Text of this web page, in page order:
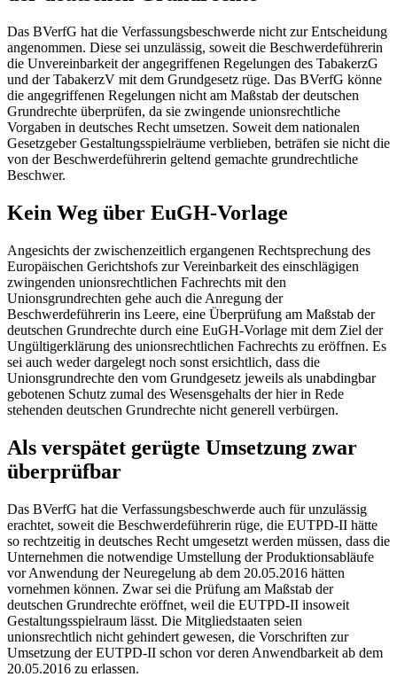
Das BVerfG hat die Verfassungsbeschwerde nicht zur Entscheidung
angenommen. Diese sei unzulässig, soweit die Beschwerdeführerin
die Unvereinbarkeit der angegriffenen Regelungen des TabakerzG
und der TabakerzV mit dem Grundgesetz rüge. Das BVerfG könne
die angegriffenen Regelungen nicht am Maßstab der deutschen
Grundrechte überprüfen, da sie zwingende unionsrechtliche
Vorgaben in deutsches Recht umsetzen. Soweit dem nationalen
Gesetzgeber Gestaltungsspielräume verblieben, beträfen sie nicht die
von der Beschwerdeführerin geltend gemachte grundrechtliche
Beschwer.
Kein Weg über EuGH-Vorlage
Angesichts der zwischenzeitlich ergangenen Rechtsprechung des
Europäischen Gerichtshofs zur Vereinbarkeit des einschlägigen
zwingenden unionsrechtlichen Fachrechts mit den
Unionsgrundrechten gehe auch die Anregung der
Beschwerdeführerin ins Leere, eine Überprüfung am Maßstab der
deutschen Grundrechte durch eine EuGH-Vorlage mit dem Ziel der
Ungültigerklärung des unionsrechtlichen Fachrechts zu eröffnen. Es
sei auch weder dargelegt noch sonst ersichtlich, dass die
Unionsgrundrechte den vom Grundgesetz jeweils als unabdingbar
gebotenen Schutz zumal des Wesensgehalts der hier in Rede
stehenden deutschen Grundrechte nicht generell verbürgen.
Als verspätet gerügte Umsetzung zwar
überprüfbar
Das BVerfG hat die Verfassungsbeschwerde auch für unzulässig
erachtet, soweit die Beschwerdeführerin rüge, die EUTPD-II hätte
so rechtzeitig in deutsches Recht umgesetzt werden müssen, dass die
Unternehmen die notwendige Umstellung der Produktionsabläufe
vor Anwendung der Neuregelung ab dem 20.05.2016 hätten
vornehmen können. Zwar sei die Prüfung am Maßstab der
deutschen Grundrechte eröffnet, weil die EUTPD-II insoweit
Gestaltungsspielraum lässt. Die Mitgliedstaaten seien
unionsrechtlich nicht gehindert gewesen, die Vorschriften zur
Umsetzung der EUTPD-II schon vor deren Anwendbarkeit ab dem
20.05.2016 zu erlassen.